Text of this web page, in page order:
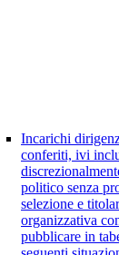
Incarichi
conferiti, ivi
politico senza
selezione e
organizzativa
pubblicare in